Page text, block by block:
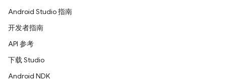
Android Studio 指南
开发者指南
API 参考
下载 Studio
Android NDK